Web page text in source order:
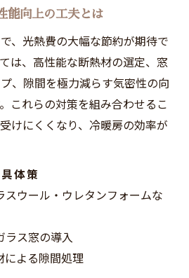
能向上の工夫とは
、光熱費の大幅な節約が期待で
は、高性能な断熱材の選定、窓
、隙間を極力減らす気密性の向
これらの対策を組み合わせるこ
けにくくなり、冷暖房の効率が
体策
スウール・ウレタンフォームな
ラス窓の導入
による隙間処理